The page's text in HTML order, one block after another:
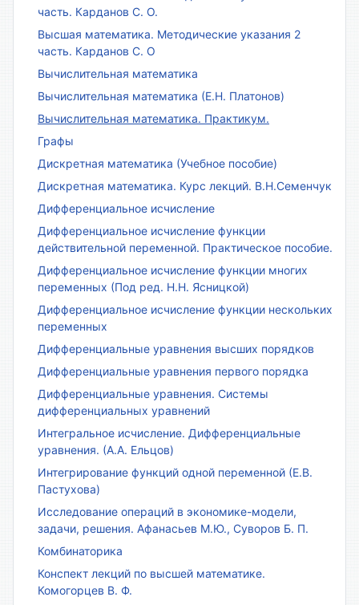
часть. Карданов С. О.
Высшая математика. Методические указания 2
часть. Карданов С. О
Вычислительная математика
Вычислительная математика (Е.Н. Платонов)
Вычислительная математика. Практикум.
Графы
Дискретная математика (Учебное пособие)
Дискретная математика. Курс лекций. В.Н.Семенчук
Дифференциальное исчисление
Дифференциальное исчисление функции
действительной переменной. Практическое пособие.
Дифференциальное исчисление функции многих
переменных (Под ред. Н.Н. Ясницкой)
Дифференциальное исчисление функции нескольких
переменных
Дифференциальные уравнения высших порядков
Дифференциальные уравнения первого порядка
Дифференциальные уравнения. Системы
дифференциальных уравнений
Интегральное исчисление. Дифференциальные
уравнения. (А.А. Ельцов)
Интегрирование функций одной переменной (Е.В.
Пастухова)
Исследование операций в экономике-модели,
задачи, решения. Афанасьев М.Ю., Суворов Б. П.
Комбинаторика
Конспект лекций по высшей математике.
Комогорцев В. Ф.